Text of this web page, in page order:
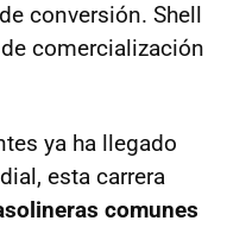
conversión. Shell
comercialización
ya ha llegado
esta carrera
comunes